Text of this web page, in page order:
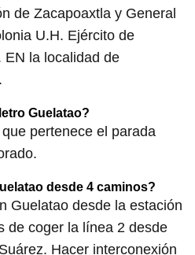
de Zacapoaxtla y General
U.H. Ejército de
EN la localidad de
Guelatao?
pertenece el parada
desde 4 caminos?
Guelatao desde la estación
de coger la línea 2 desde
Hacer interconexión